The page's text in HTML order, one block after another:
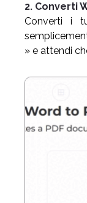
2. Converti
Converti i
» e attendi